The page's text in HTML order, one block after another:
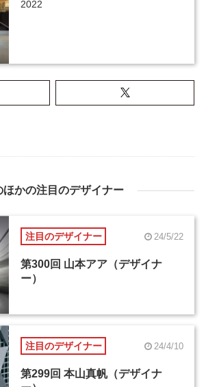
2022
ほかの注目のデザイナー
注目のデザイナー 24/5/22
第300回 山本アア（デザイナ
ー）
注目のデザイナー 24/4/10
第299回 本山真帆（デザイナ